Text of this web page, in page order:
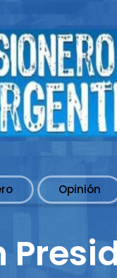
Opinión